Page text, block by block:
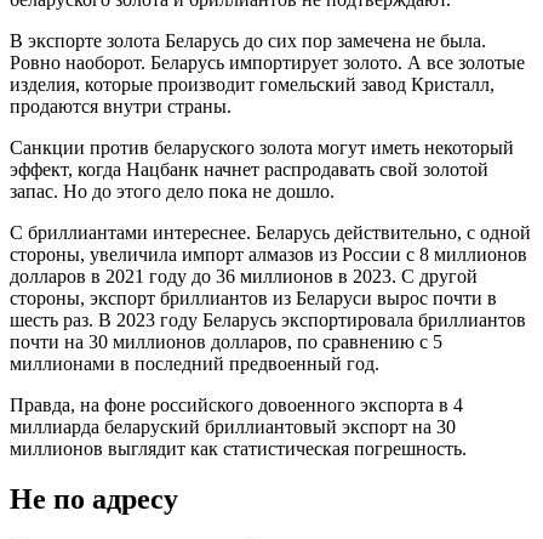
В экспорте золота Беларусь до сих пор замечена не была.
Ровно наоборот. Беларусь импортирует золото. А все золотые
изделия, которые производит гомельский завод Кристалл,
продаются внутри страны.
Санкции против беларуского золота могут иметь некоторый
эффект, когда Нацбанк начнет распродавать свой золотой
запас. Но до этого дело пока не дошло.
С бриллиантами интереснее. Беларусь действительно, с одной
стороны, увеличила импорт алмазов из России с 8 миллионов
долларов в 2021 году до 36 миллионов в 2023. С другой
стороны, экспорт бриллиантов из Беларуси вырос почти в
шесть раз. В 2023 году Беларусь экспортировала бриллиантов
почти на 30 миллионов долларов, по сравнению с 5
миллионами в последний предвоенный год.
Правда, на фоне российского довоенного экспорта в 4
миллиарда беларуский бриллиантовый экспорт на 30
миллионов выглядит как статистическая погрешность.
Не по адресу